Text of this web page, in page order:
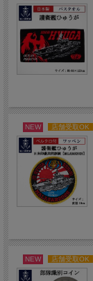
NEW 店舗受取OK
NEW 店舗受取OK